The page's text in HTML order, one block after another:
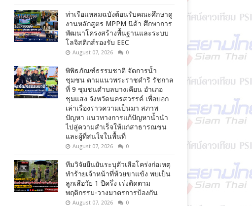
ท่าเรือแหลมฉบังต้อนรับคณะศึกษาดู
งานหลักสูตร MPPM นิด้า ศึกษาการ
พัฒนาโครงสร้างพื้นฐานและระบบ
โลจิสติกส์รองรับ EEC
August 07, 2026 0
พิพิธภัณฑ์ธรรมชาติ จัดการน้ำ
ชุมชน ตามแนวพระราชดำริ รัชกาล
ที่ 9 ชุมชนตำบลบางเคียน อำเภอ
ชุมแสง จังหวัดนครสวรรค์ เพื่อบอก
เล่าเรื่องราวความเป็นมา สภาพ
ปัญหา แนวทางการแก้ปัญหาน้ำนำ
ไปสู่ความสำเร็จให้แก่สาธารณชน
และผู้ที่สนใจในพื้นที่
August 07, 2026 0
ทีมวิจัยยืนยันระบุตัวเสือโคร่งก่อเหตุ
ทำร้ายเจ้าหน้าที่ห้วยขาแข้ง พบเป็น
ลูกเสือวัย 1 ปีครึ่ง เร่งติดตาม
พฤติกรรม-วางมาตรการป้องกัน
August 07, 2026 0